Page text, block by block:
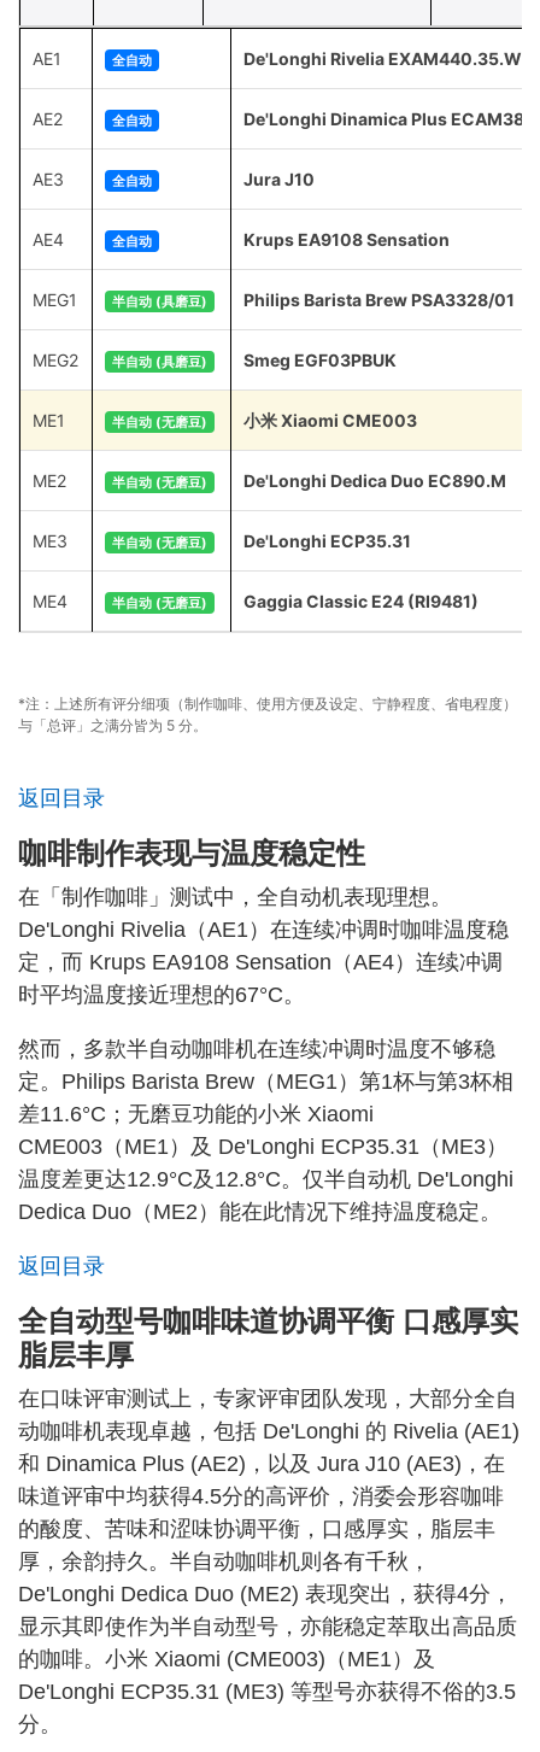
AE1 全自动 De'Longhi Rivelia EXAM440.35.W
AE2 全自动 De'Longhi Dinamica Plus
AE3 全自动 Jura J10
AE4 全自动 Krups EA9108 Sensation
MEG1 半自动 (具磨豆) Philips Barista Brew PSA3328/01
MEG2 半自动 (具磨豆) Smeg EGF03PBUK
ME1 半自动 (无磨豆) 小米 Xiaomi CME003
ME2 半自动 (无磨豆) De'Longhi Dedica Duo EC890.M
ME3 半自动 (无磨豆) De'Longhi ECP35.31
ME4 半自动 (无磨豆) Gaggia Classic E24 (RI9481)
*注：上述所有评分细项（制作咖啡、使用方便及设定、宁静程度、省电程度）
与「总评」之满分皆为 5 分。
返回目录
咖啡制作表现与温度稳定性
在「制作咖啡」测试中，全自动机表现理想。
De'Longhi Rivelia（AE1）在连续冲调时咖啡温度稳
定，而 Krups EA9108 Sensation（AE4）连续冲调
时平均温度接近理想的67°C。
然而，多款半自动咖啡机在连续冲调时温度不够稳
定。Philips Barista Brew（MEG1）第1杯与第3杯相
差11.6°C；无磨豆功能的小米 Xiaomi
CME003（ME1）及 De'Longhi ECP35.31（ME3）
温度差更达12.9°C及12.8°C。仅半自动机 De'Longhi
Dedica Duo（ME2）能在此情况下维持温度稳定。
返回目录
全自动型号咖啡味道协调平衡 口感厚实
脂层丰厚
在口味评审测试上，专家评审团队发现，大部分全自
动咖啡机表现卓越，包括 De'Longhi 的 Rivelia (AE1)
和 Dinamica Plus (AE2)，以及 Jura J10 (AE3)，在
味道评审中均获得4.5分的高评价，消委会形容咖啡
的酸度、苦味和涩味协调平衡，口感厚实，脂层丰
厚，余韵持久。半自动咖啡机则各有千秋，
De'Longhi Dedica Duo (ME2) 表现突出，获得4分，
显示其即使作为半自动型号，亦能稳定萃取出高品质
的咖啡。小米 Xiaomi (CME003)（ME1）及
De'Longhi ECP35.31 (ME3) 等型号亦获得不俗的3.5
分。